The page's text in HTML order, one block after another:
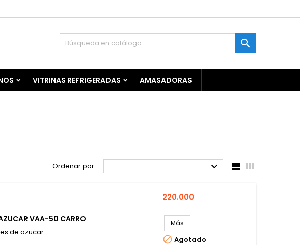

VITRINAS REFRIGERADAS AMASADORAS
Ordenar por:   
VAA-50 CARRO
de azucar
Precio
220.000
Más
 Agotado